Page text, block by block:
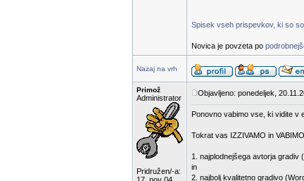
Spisek vseh prispevkov, ki so
Novica je povzeta po
Nazaj na vrh
Primož
Administrator
Pridružen/-a:
Objavljeno: ponedeljek,
Ponovno vabimo vse, ki vidite v
Tokrat vas IZZIVAMO in
1. najplodnejšega avtorja gradiv
in
2. najbolj kvalitetno gradivo